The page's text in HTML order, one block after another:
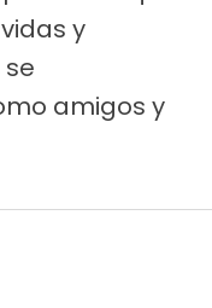
y
amigos y